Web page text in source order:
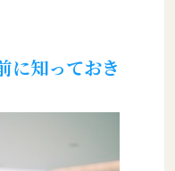
に知っておき